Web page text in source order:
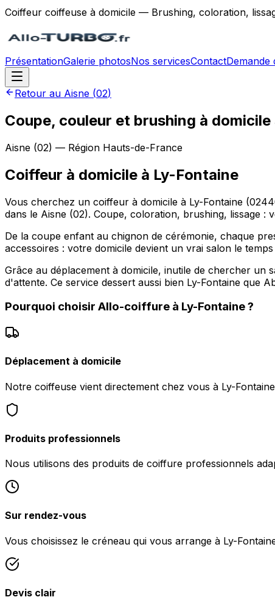
Coiffeur coiffeuse à domicile — Brushing, coloration,
PrésentationGalerie photosNos servicesContactDemande
Retour au Aisne (02)
Coupe, couleur et brushing à
Aisne (02) — Région Hauts-de-France
Coiffeur à domicile à Ly-Fontaine
Vous cherchez un coiffeur à domicile à Ly-Fontaine
dans le Aisne (02). Coupe, coloration, brushing, lissage
De la coupe enfant au chignon de cérémonie, chaque
accessoires : votre domicile devient un vrai salon le
Grâce au déplacement à domicile, inutile de chercher
d'attente. Ce service dessert aussi bien Ly-Fontaine que
Pourquoi choisir Allo-coiffure à Ly-Fontaine?
Déplacement à domicile
Notre coiffeuse vient directement chez vous à Ly-
Produits professionnels
Nous utilisons des produits de coiffure professionnels
Sur rendez-vous
Vous choisissez le créneau qui vous arrange à Ly-
Devis clair